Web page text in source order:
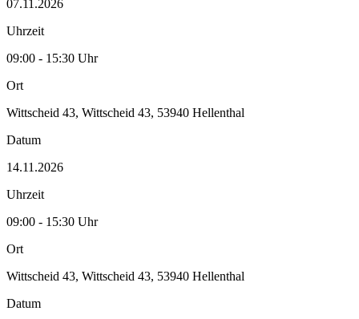
07.11.2026
Uhrzeit
09:00 - 15:30 Uhr
Ort
Wittscheid 43, Wittscheid 43, 53940 Hellenthal
Datum
14.11.2026
Uhrzeit
09:00 - 15:30 Uhr
Ort
Wittscheid 43, Wittscheid 43, 53940 Hellenthal
Datum